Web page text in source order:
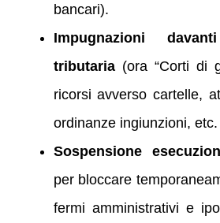
bancari).
Impugnazioni
tributaria(ora “Corti di
ricorsi avverso cartelle,
ordinanze ingiunzioni, etc.
Sospensione
per bloccare
fermi amministrativi e